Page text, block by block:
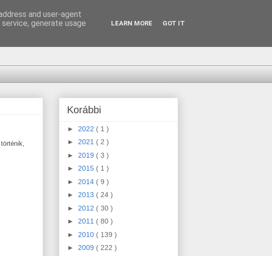
Korábbi
► 2022 ( 1 )
► 2021 ( 2 )
► 2019 ( 3 )
► 2015 ( 1 )
► 2014 ( 9 )
► 2013 ( 24 )
► 2012 ( 30 )
► 2011 ( 80 )
► 2010 ( 139 )
► 2009 ( 222 )
and user-agent
generate usage
LEARN MORE GOT IT